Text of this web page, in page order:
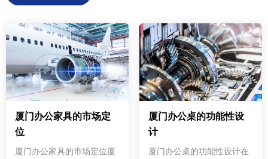
厦门办公家具的市场定
位
厦门办公家具的市场定位厦
厦门办公桌的功能性设
计
厦门办公桌的功能性设计在